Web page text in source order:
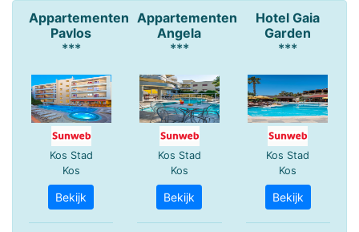
Appartementen
Pavlos
***
Kos Stad
Kos
Bekijk
Appartementen
Angela
***
Kos Stad
Kos
Bekijk
Hotel Gaia
Garden
***
Kos Stad
Kos
Bekijk